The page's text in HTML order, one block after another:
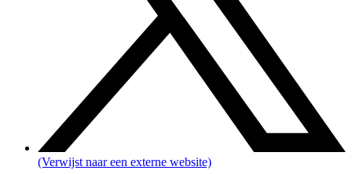
(Verwijst naar een externe website)